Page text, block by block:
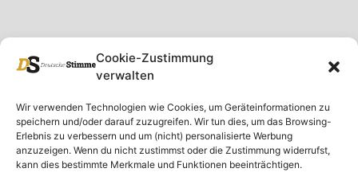
Cookie-Zustimmung
verwalten
Wir verwenden Technologien wie Cookies, um Geräteinformationen zu
speichern und/oder darauf zuzugreifen. Wir tun dies, um das Browsing-
Erlebnis zu verbessern und um (nicht) personalisierte Werbung
anzuzeigen. Wenn du nicht zustimmst oder die Zustimmung widerrufst,
kann dies bestimmte Merkmale und Funktionen beeinträchtigen.
Unser Magazin
Spenden
Ausgaben
Rubriken
Deutschland
Ausland
Rechtliches
Rechtliche Hinweise
Impressum
Datenschutzerklärung